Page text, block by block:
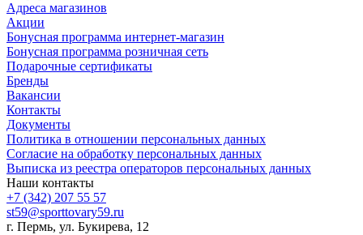
Адреса магазинов
Акции
Бонусная программа интернет-магазин
Бонусная программа розничная сеть
Подарочные сертификаты
Бренды
Вакансии
Контакты
Документы
Политика в отношении персональных данных
Согласие на обработку персональных данных
Выписка из реестра операторов персональных данных
Наши контакты
+7 (342) 207 55 57
st59@sporttovary59.ru
г. Пермь, ул. Букирева, 12